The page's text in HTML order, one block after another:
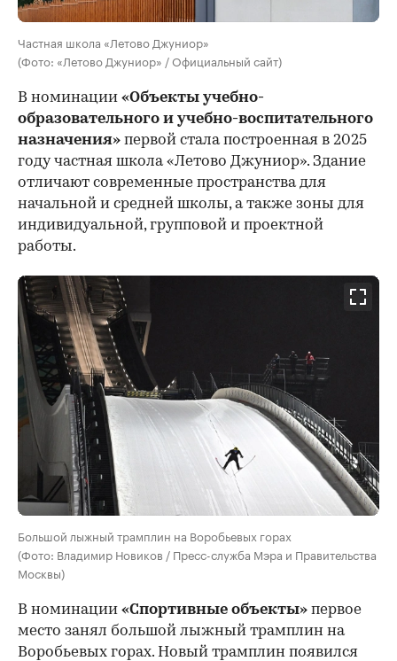
Частная школа «Летово Джуниор»
(Фото: «Летово Джуниор» / Официальный сайт)
В номинации «Объекты учебно-
образовательного и учебно-воспитательного
назначения» первой стала построенная в 2025
году частная школа «Летово Джуниор». Здание
отличают современные пространства для
начальной и средней школы, а также зоны для
индивидуальной, групповой и проектной
работы.
Большой лыжный трамплин на Воробьевых горах
(Фото: Владимир Новиков / Пресс-служба Мэра и Правительства
Москвы)
В номинации «Спортивные объекты» первое
место занял большой лыжный трамплин на
Воробьевых горах. Новый трамплин появился